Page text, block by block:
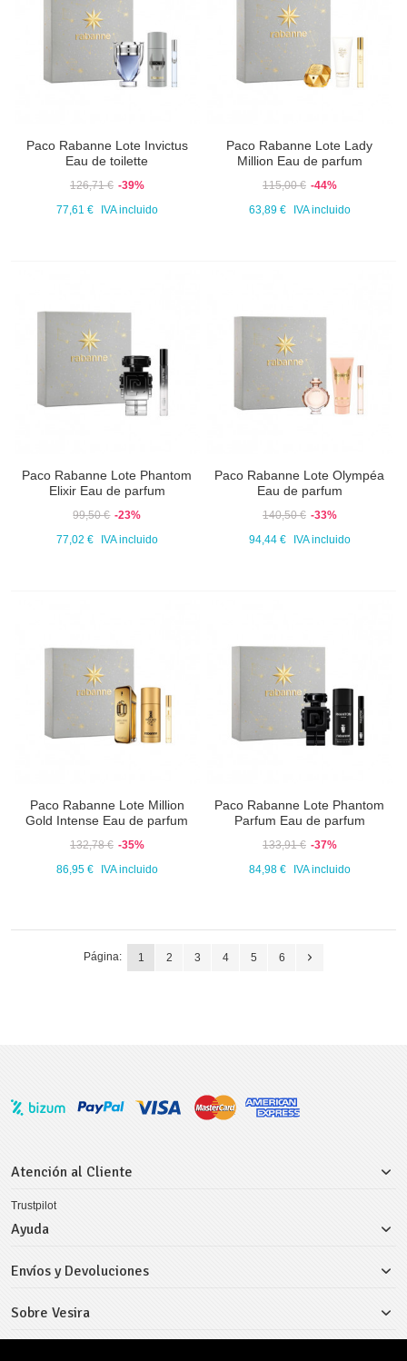
Paco Rabanne Lote Invictus
Eau de toilette
126,71 € -39%
77,61 €
IVA incluido
Paco Rabanne Lote Lady
Million Eau de parfum
115,00 € -44%
63,89 €
IVA incluido
Paco Rabanne Lote Phantom
Elixir Eau de parfum
99,50 € -23%
77,02 €
IVA incluido
Paco Rabanne Lote Olympéa
Eau de parfum
140,50 € -33%
94,44 €
IVA incluido
Paco Rabanne Lote Million
Gold Intense Eau de parfum
132,78 € -35%
86,95 €
IVA incluido
Paco Rabanne Lote Phantom
Parfum Eau de parfum
133,91 € -37%
84,98 €
IVA incluido
Página: 1 2 3 4 5 6
Atención al Cliente
Trustpilot
Ayuda
Envíos y Devoluciones
Sobre Vesira